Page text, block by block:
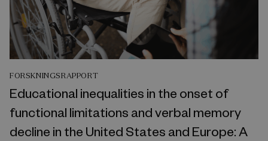
FORSKNINGSRAPPORT
Educational inequalities in the onset of
functional limitations and verbal memory
decline in the United States and Europe: A